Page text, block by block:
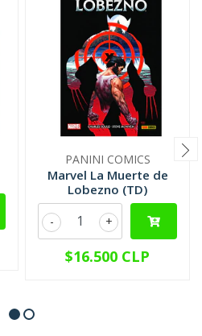
PANINI COMICS
Marvel La Muerte de
Lobezno (TD)
+
-
$16.500 CLP